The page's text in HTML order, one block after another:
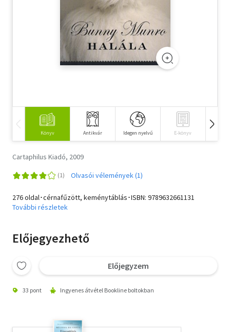
Társadalomtudomány
Természettudomány
Könyv Antikvár Idegen nyelvű E-könyv
Cartaphilus Kiadó, 2009
Olvasói vélemények (1)
276 oldal･cérnafűzött, keménytáblás･ISBN: 9789632661131
További részletek
Előjegyezhető
Előjegyzem
33 pont Ingyenes átvétel Bookline boltokban